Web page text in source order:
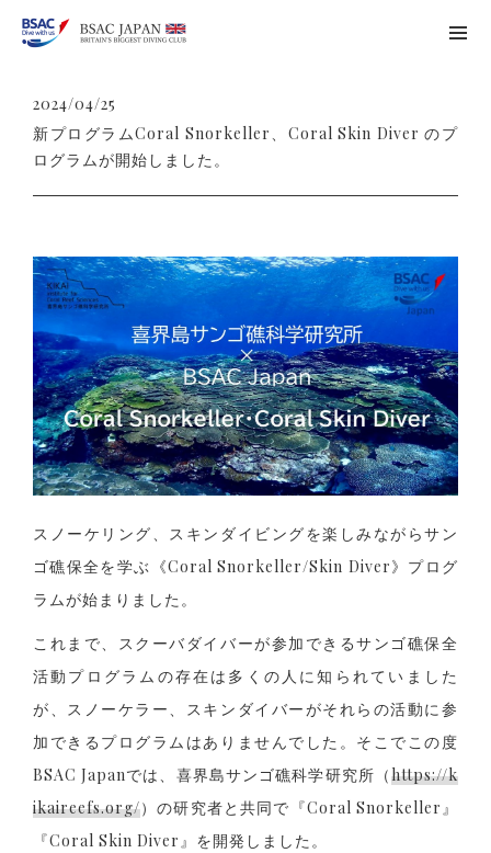
2024/04/25
新プログラムCoral Snorkeller、Coral Skin Diver のプ
ログラムが開始しました。
スノーケリング、スキンダイビングを楽しみながらサン
ゴ礁保全を学ぶ《Coral Snorkeller/Skin Diver》プログ
ラムが始まりました。
これまで、スクーバダイバーが参加できるサンゴ礁保全
活動プログラムの存在は多くの人に知られていました
が、スノーケラー、スキンダイバーがそれらの活動に参
加できるプログラムはありませんでした。そこでこの度
BSAC Japanでは、喜界島サンゴ礁科学研究所（https://k
ikaireefs.org/）の研究者と共同で『Coral Snorkeller』
『Coral Skin Diver』を開発しました。